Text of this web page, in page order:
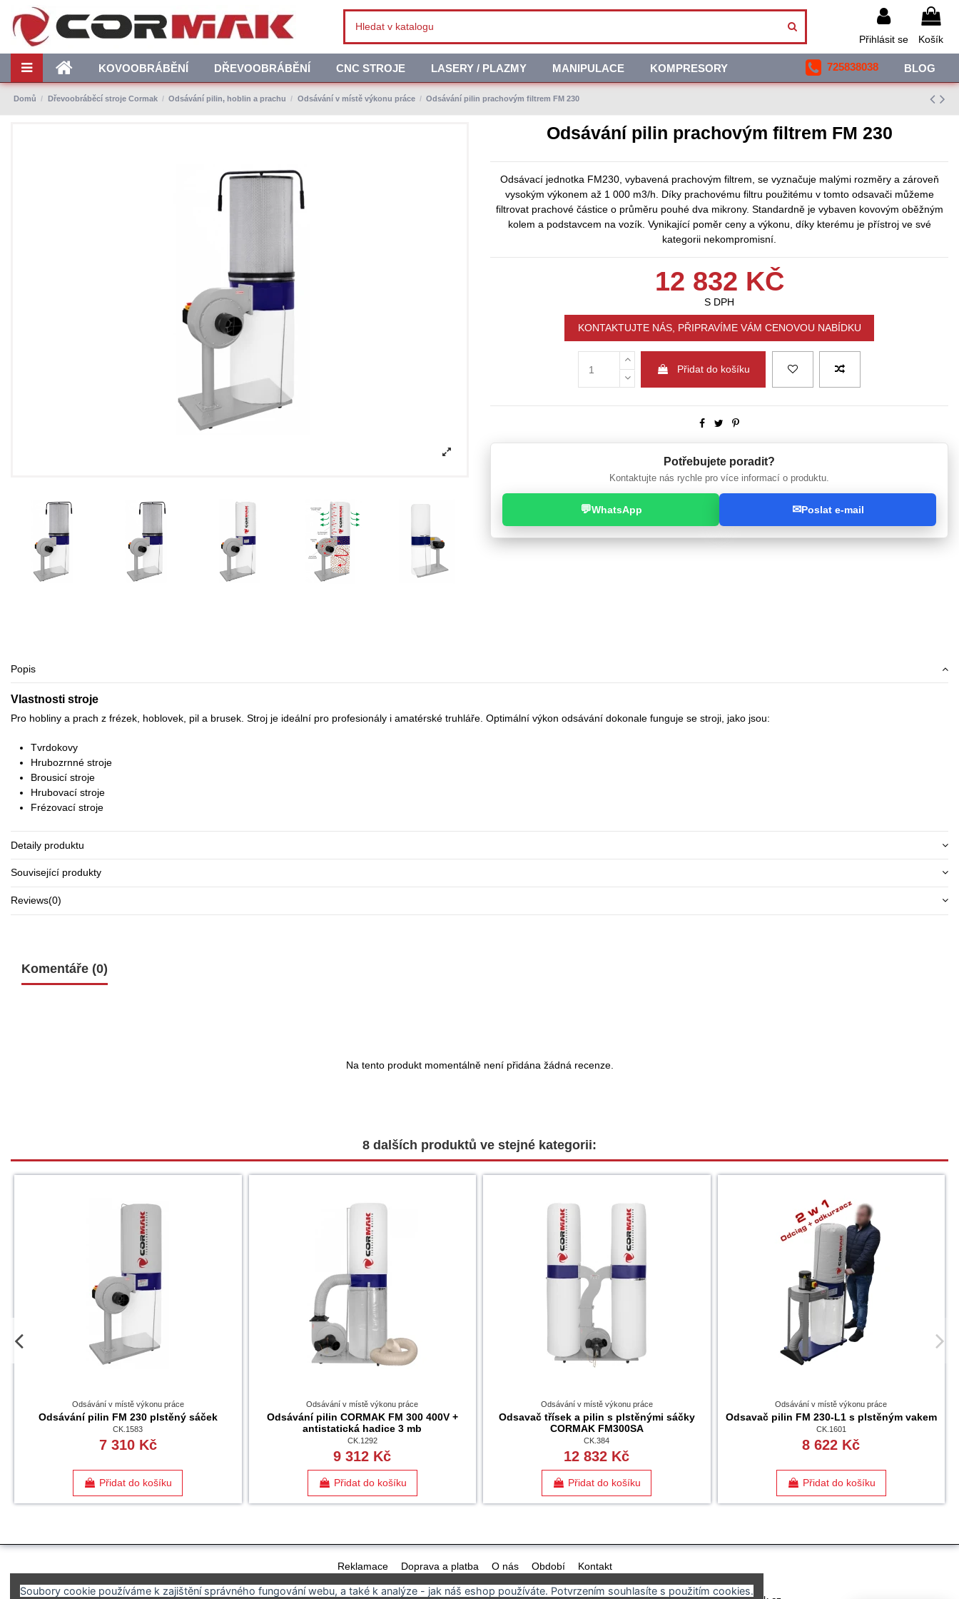
Přihlásit se Košík
KOVOOBRÁBĚNÍ DŘEVOOBRÁBĚNÍ CNC STROJE LASERY / PLAZMY MANIPULACE KOMPRESORY BLOG
725838038
Domů Dřevoobráběcí stroje Cormak Odsávání pilin, hoblin a prachu Odsávání v místě výkonu práce Odsávání pilin prachovým filtrem FM 230
Odsávání pilin prachovým filtrem FM 230
Odsávací jednotka FM230, vybavená prachovým filtrem, se vyznačuje malými rozměry a zároveň
vysokým výkonem až 1 000 m3/h. Díky prachovému filtru použitému v tomto odsavači můžeme
filtrovat prachové částice o průměru pouhé dva mikrony. Standardně je vybaven kovovým oběžným
kolem a podstavcem na vozík. Vynikající poměr ceny a výkonu, díky kterému je přístroj ve své
kategorii nekompromisní.
12 832 KČ
S DPH
KONTAKTUJTE NÁS, PŘIPRAVÍME VÁM CENOVOU NABÍDKU
Přidat do košíku
Potřebujete poradit?
Kontaktujte nás rychle pro více informací o produktu.
💬WhatsApp ✉Poslat e-mail
Popis
Vlastnosti stroje
Pro hobliny a prach z frézek, hoblovek, pil a brusek. Stroj je ideální pro profesionály i amatérské truhláře. Optimální výkon odsávání dokonale funguje se stroji, jako jsou:
Tvrdokovy
Hrubozrnné stroje
Brousicí stroje
Hrubovací stroje
Frézovací stroje
Detaily produktu
Související produkty
Reviews(0)
Komentáře (0)
Na tento produkt momentálně není přidána žádná recenze.
8 dalších produktů ve stejné kategorii:
Odsávání v místě výkonu práce
Odsávání pilin FM 230 plstěný sáček
CK.1583
7 310 Kč
Přidat do košíku
Odsávání v místě výkonu práce
Odsávání pilin CORMAK FM 300 400V +
antistatická hadice 3 mb
CK.1292
9 312 Kč
Přidat do košíku
Odsávání v místě výkonu práce
Odsavač třísek a pilin s plstěnými sáčky
CORMAK FM300SA
CK.384
12 832 Kč
Přidat do košíku
Odsávání v místě výkonu práce
Odsavač pilin FM 230-L1 s plstěným vakem
CK.1601
8 622 Kč
Přidat do košíku
Reklamace Doprava a platba O nás Období Kontakt
Soubory cookie používáme k zajištění správného fungování webu, a také k analýze - jak náš eshop používáte. Potvrzením souhlasíte s použitím cookies.